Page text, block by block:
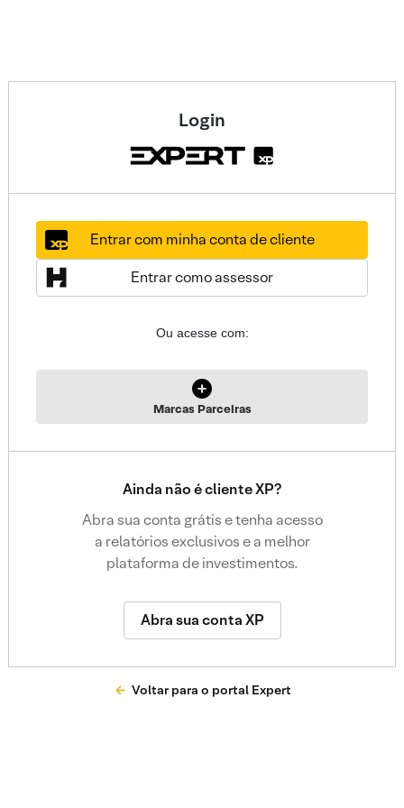
Login
Entrar com minha conta de cliente
Entrar como assessor
Ou acesse com:
Marcas Parceiras
Ainda não é cliente XP?
Abra sua conta grátis e tenha acesso
a relatórios exclusivos e a melhor
plataforma de investimentos.
Abra sua conta XP
Voltar para o portal Expert